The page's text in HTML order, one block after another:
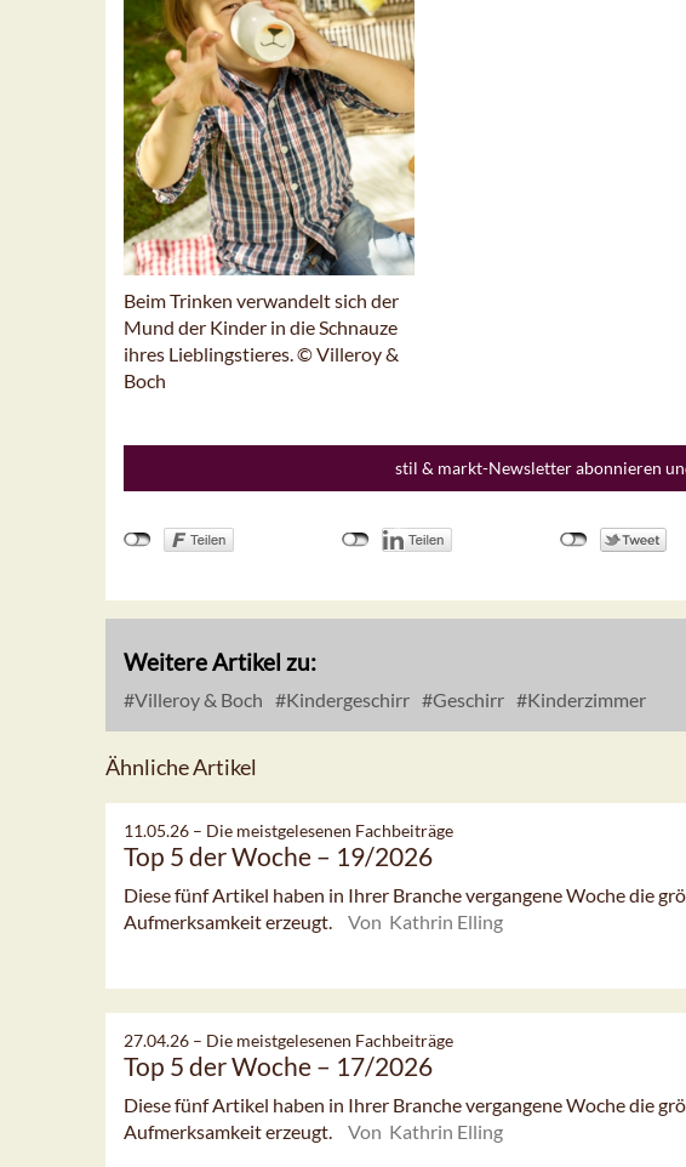
Beim Trinken verwandelt sich der
Mund der Kinder in die Schnauze
ihres Lieblingstieres. © Villeroy &
Boch
stil & markt-Newsletter abonnieren
Weitere Artikel zu:
Villeroy & Boch Kindergeschirr Geschirr Kinderzimmer
Ähnliche Artikel
11.05.26 – Die meistgelesenen Fachbeiträge
Top 5 der Woche – 19/2026
Diese fünf Artikel haben in Ihrer Branche vergangene Woche die
Aufmerksamkeit erzeugt.
Von Kathrin Elling
27.04.26 – Die meistgelesenen Fachbeiträge
Top 5 der Woche – 17/2026
Diese fünf Artikel haben in Ihrer Branche vergangene Woche die
Aufmerksamkeit erzeugt.
Von Kathrin Elling